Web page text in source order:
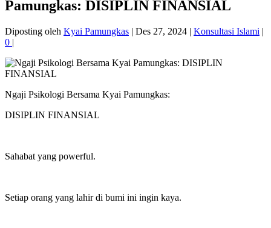
Pamungkas: DISIPLIN FINANSIAL
Diposting oleh Kyai Pamungkas | Des 27, 2024 | Konsultasi Islami |
0 |
Ngaji Psikologi Bersama Kyai Pamungkas:
DISIPLIN FINANSIAL
Sahabat yang powerful.
Setiap orang yang lahir di bumi ini ingin kaya.